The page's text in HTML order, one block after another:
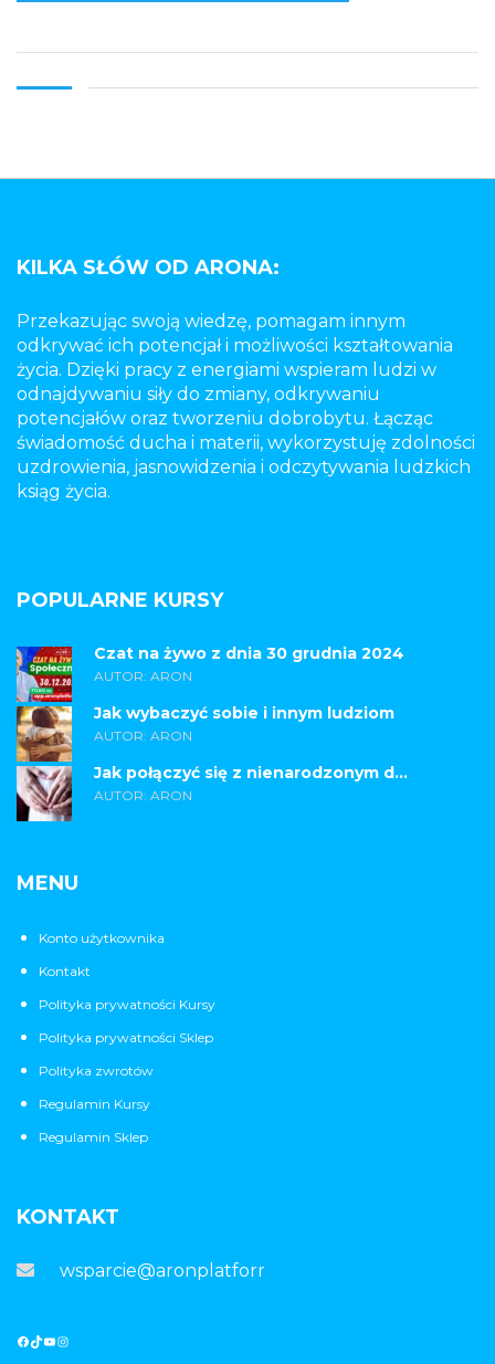
KILKA SŁÓW OD ARONA:
Przekazując swoją wiedzę, pomagam innym
odkrywać ich potencjał i możliwości kształtowania
życia. Dzięki pracy z energiami wspieram ludzi w
odnajdywaniu siły do zmiany, odkrywaniu
potencjałów oraz tworzeniu dobrobytu. Łącząc
świadomość ducha i materii, wykorzystuję zdolności
uzdrowienia, jasnowidzenia i odczytywania ludzkich
ksiąg życia.
POPULARNE KURSY
Czat na żywo z dnia 30 grudnia 2024
AUTOR: ARON
Jak wybaczyć sobie i innym ludziom
AUTOR: ARON
Jak połączyć się z nienarodzonym d...
AUTOR: ARON
MENU
Konto użytkownika
Kontakt
Polityka prywatności Kursy
Polityka prywatności Sklep
Polityka zwrotów
Regulamin Kursy
Regulamin Sklep
KONTAKT
wsparcie@aronplatforma.pl